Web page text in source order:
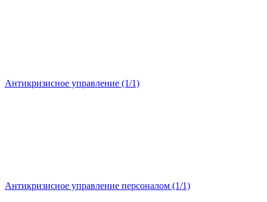
Антикризисное управление (1/1)
Антикризисное управление персоналом (1/1)